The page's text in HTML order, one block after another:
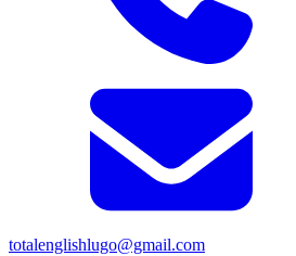
totalenglishlugo@gmail.com